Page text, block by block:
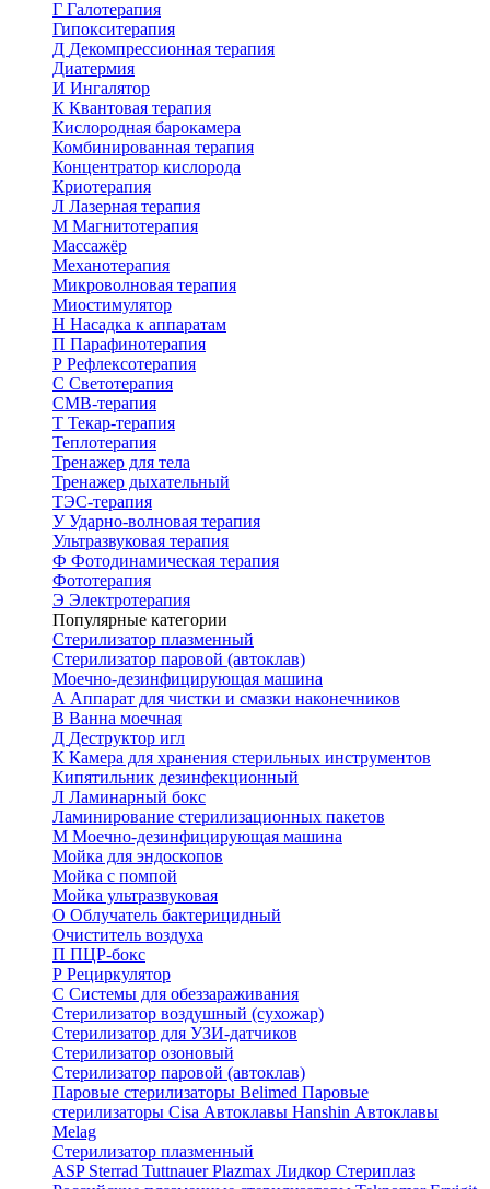
Г Галотерапия
Гипокситерапия
Д Декомпрессионная терапия
Диатермия
И Ингалятор
К Квантовая терапия
Кислородная барокамера
Комбинированная терапия
Концентратор кислорода
Криотерапия
Л Лазерная терапия
М Магнитотерапия
Массажёр
Механотерапия
Микроволновая терапия
Миостимулятор
Н Насадка к аппаратам
П Парафинотерапия
Р Рефлексотерапия
С Светотерапия
СМВ-терапия
Т Текар-терапия
Теплотерапия
Тренажер для тела
Тренажер дыхательный
ТЭС-терапия
УУдарно-волновая терапия
Ультразвуковая терапия
Ф Фотодинамическая терапия
Фототерапия
Э Электротерапия
Популярные категории
Стерилизатор плазменный
Стерилизатор паровой (автоклав)
Моечно-дезинфицирующая машина
А Аппарат для чистки и смазки наконечников
В Ванна моечная
Д Деструктор игл
К Камера для хранения стерильных инструментов
Кипятильник дезинфекционный
Л Ламинарный бокс
Ламинирование стерилизационных пакетов
М Моечно-дезинфицирующая машина
Мойка для эндоскопов
Мойка с помпой
Мойка ультразвуковая
О Облучатель бактерицидный
Очиститель воздуха
П ПЦР-бокс
Р Рециркулятор
С Системы для обеззараживания
Стерилизатор воздушный (сухожар)
Стерилизатор для УЗИ-датчиков
Стерилизатор озоновый
Стерилизатор паровой (автоклав)
Паровые стерилизаторы Belimed Паровые
стерилизаторы Cisa Автоклавы Hanshin Автоклавы
Melag
Стерилизатор плазменный
ASP Sterrad Tuttnauer Plazmax Лидкор Стериплаз